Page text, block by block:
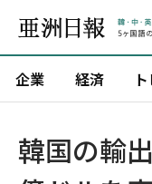
企業 経済
韓国の輸